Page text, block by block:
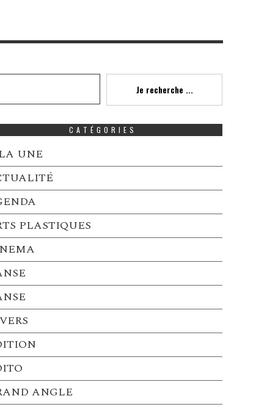
Je recherche ...
CATÉGORIES
UNE
PLASTIQUES
ANGLE